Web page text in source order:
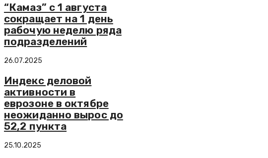
“Камаз” с 1 августа
сокращает на 1 день
рабочую неделю ряда
подразделений
26.07.2025
Индекс деловой
активности в
еврозоне в октябре
неожиданно вырос до
52,2 пункта
25.10.2025